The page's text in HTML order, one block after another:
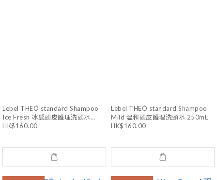
Lebel THEÓ standard Shampoo
Ice Fresh 冰感頭皮護理洗頭水
250mL
HK$160.00
Lebel THEÓ standard Shampoo
Mild 溫和頭皮護理洗頭水 250mL
HK$160.00